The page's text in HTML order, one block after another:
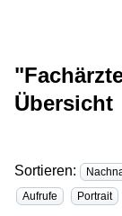
Übersicht
Sortieren:
Aufrufe
Portrait